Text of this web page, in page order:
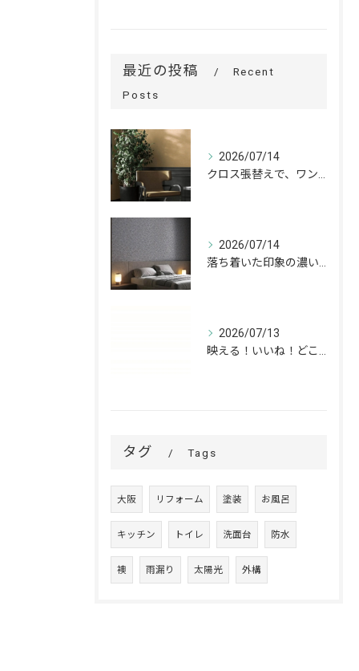
最近の投稿
Recent
Posts
2026/07/14
2026/07/14
2026/07/13
タグ Tags
大阪 リフォーム 塗装 お風呂
キッチン トイレ 洗面台 防水
襖 雨漏り 太陽光 外構